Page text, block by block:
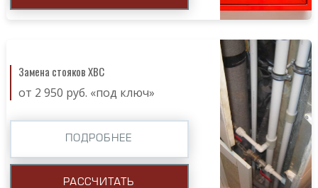
Замена стояков ХВС
от 2 950 руб. «под ключ»
ПОДРОБНЕЕ
РАССЧИТАТЬ